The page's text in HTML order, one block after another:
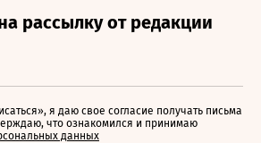
я даю свое согласие получать письма
что ознакомился и принимаю
данных